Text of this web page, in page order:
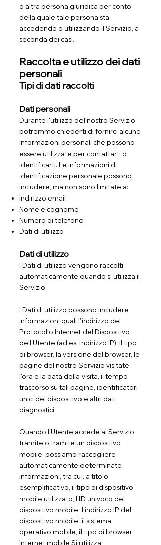
o altra persona giuridica per conto
della quale tale persona sta
accedendo o utilizzando il Servizio, a
seconda dei casi.
Raccolta e utilizzo dei dati
personali
Tipi di dati raccolti
Dati personali
Durante l'utilizzo del nostro Servizio,
potremmo chiederti di fornirci alcune
informazioni personali che possono
essere utilizzate per contattarti o
identificarti. Le informazioni di
identificazione personale possono
includere, ma non sono limitate a:
Indirizzo email
Nome e cognome
Numero di telefono
Dati di utilizzo
Dati di utilizzo
I Dati di utilizzo vengono raccolti
automaticamente quando si utilizza il
Servizio.
I Dati di utilizzo possono includere
informazioni quali l'indirizzo del
Protocollo Internet del Dispositivo
dell'Utente (ad es. indirizzo IP), il tipo
di browser, la versione del browser, le
pagine del nostro Servizio visitate,
l'ora e la data della visita, il tempo
trascorso su tali pagine, identificatori
unici del dispositivo e altri dati
diagnostici.
Quando l'Utente accede al Servizio
tramite o tramite un dispositivo
mobile, possiamo raccogliere
automaticamente determinate
informazioni, tra cui, a titolo
esemplificativo, il tipo di dispositivo
mobile utilizzato, l'ID univoco del
dispositivo mobile, l'indirizzo IP del
dispositivo mobile, il sistema
operativo mobile, il tipo di browser
Internet mobile Si utilizza,